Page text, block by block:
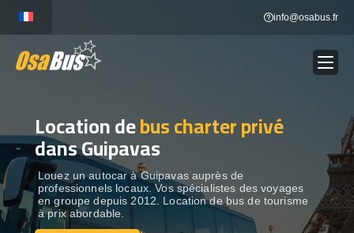
content
info@osabus.fr
LOCATION DE BUS Show dropdown
DESTINATIONS
OUR VÉHICULES
Location debus charter privé
dans Guipavas
Louez un autocar à Guipavas auprès de
professionnels locaux. Vos spécialistes des voyages
en groupe depuis 2012. Location de bus de tourisme
à prix abordable.